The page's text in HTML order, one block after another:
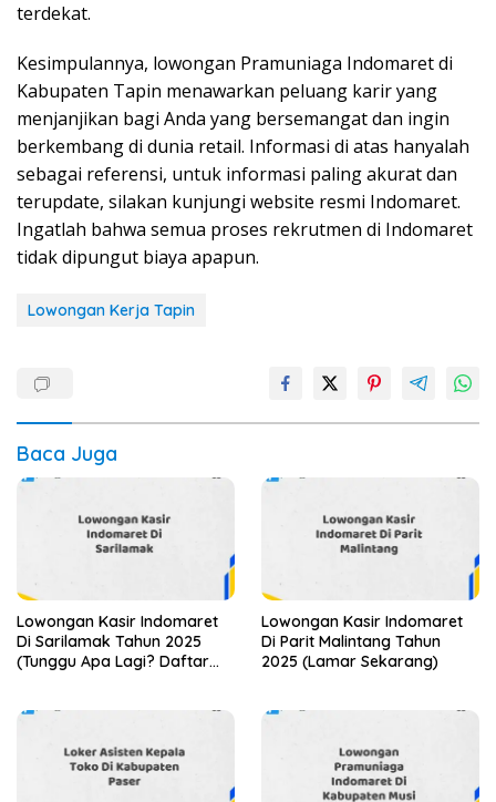
terdekat.
Kesimpulannya, lowongan Pramuniaga Indomaret di
Kabupaten Tapin menawarkan peluang karir yang
menjanjikan bagi Anda yang bersemangat dan ingin
berkembang di dunia retail. Informasi di atas hanyalah
sebagai referensi, untuk informasi paling akurat dan
terupdate, silakan kunjungi website resmi Indomaret.
Ingatlah bahwa semua proses rekrutmen di Indomaret
tidak dipungut biaya apapun.
Lowongan Kerja Tapin
Baca Juga
Lowongan Kasir Indomaret
Di Sarilamak Tahun 2025
(Tunggu Apa Lagi? Daftar
Lowongan Kasir Indomaret
Di Parit Malintang Tahun
2025 (Lamar Sekarang)